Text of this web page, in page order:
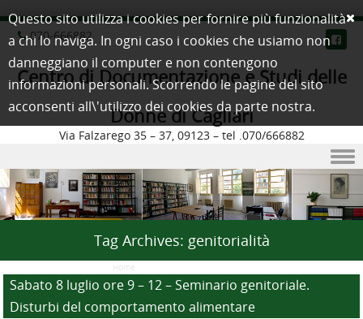
070-666882
Centro di Documentazione e Studi delle
Donne di Cagliari
Via Falzarego 35 – 37, 09123 – tel .070/666882
Skip to content
Tag Archives: genitorialità
Home
Sabato 8 luglio ore 9 – 12 – Seminario genitoriale.
Disturbi del comportamento alimentare
Questo sito utilizza i cookies per fornire più funzionalità
a chi lo naviga. In ogni caso i cookies che usiamo non
danneggiano il computer e non contengono
informazioni personali. Scorrendo le pagine del sito
acconsenti all\'utilizzo dei cookies da parte nostra.